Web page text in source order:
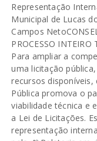
Representação
Municipal de Lucas
Campos
PROCESSO INTEIRO
Para ampliar a
uma licitação
recursos
Pública promova o
viabilidade técnica e
a Lei de Licitações.
representação